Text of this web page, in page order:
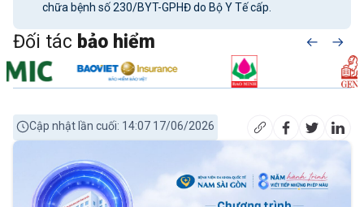
chữa bệnh số 230/BYT-GPHĐ do Bộ Y Tế cấp.
Đối tác bảo hiểm
Cập nhật lần cuối: 14:07 17/06/2026